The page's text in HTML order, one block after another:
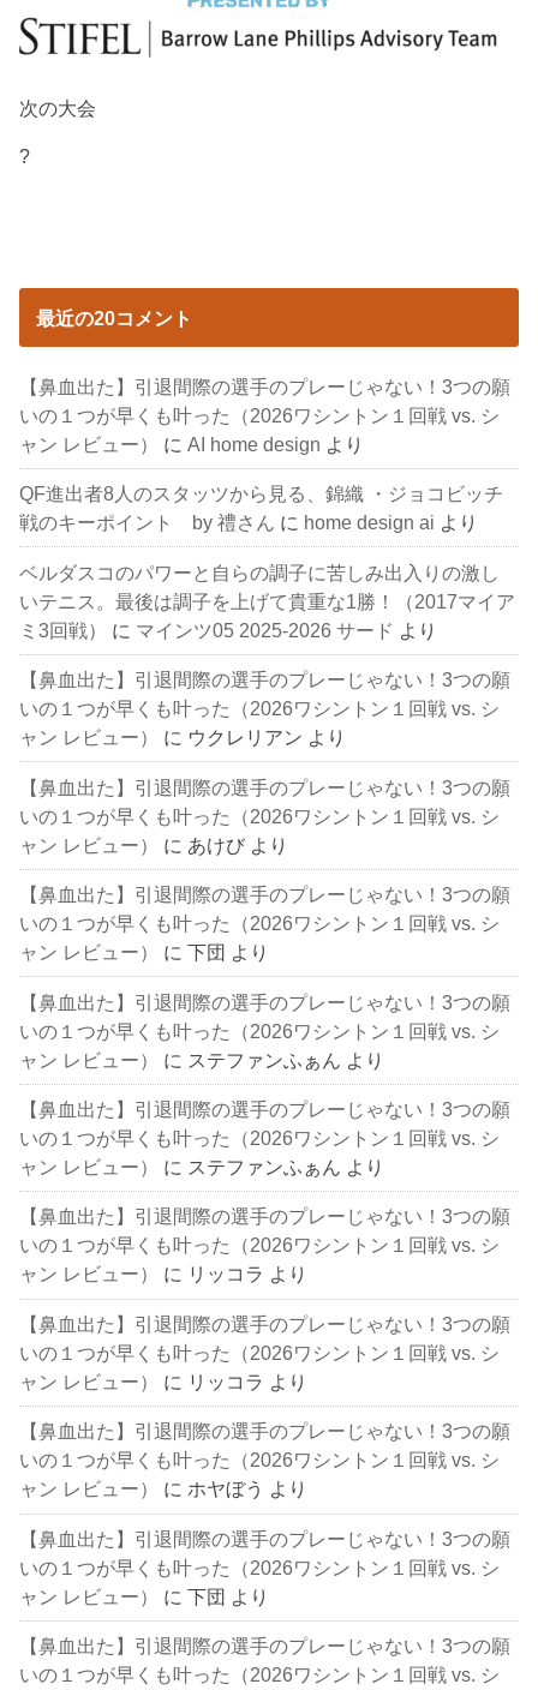
次の大会
?
最近の20コメント
【鼻血出た】引退間際の選手のプレーじゃない！3つの願
いの１つが早くも叶った（2026ワシントン１回戦 vs. シ
ャン レビュー）
にAI home design より
QF進出者8人のスタッツから見る、錦織 ・ジョコビッチ
戦のキーポイント by 禮さん に home design ai より
ベルダスコのパワーと自らの調子に苦しみ出入りの激し
いテニス。最後は調子を上げて貴重な1勝！（2017マイア
ミ3回戦）
に マインツ05 2025-2026 サード より
【鼻血出た】引退間際の選手のプレーじゃない！3つの願
いの１つが早くも叶った（2026ワシントン１回戦 vs. シ
ャン レビュー）
に ウクレリアン より
【鼻血出た】引退間際の選手のプレーじゃない！3つの願
いの１つが早くも叶った（2026ワシントン１回戦 vs. シ
ャン レビュー）
に あけび より
【鼻血出た】引退間際の選手のプレーじゃない！3つの願
いの１つが早くも叶った（2026ワシントン１回戦 vs. シ
ャン レビュー）
に下団 より
【鼻血出た】引退間際の選手のプレーじゃない！3つの願
いの１つが早くも叶った（2026ワシントン１回戦 vs. シ
ャン レビュー）
に ステファンふぁん より
【鼻血出た】引退間際の選手のプレーじゃない！3つの願
いの１つが早くも叶った（2026ワシントン１回戦 vs. シ
ャン レビュー）
に ステファンふぁん より
【鼻血出た】引退間際の選手のプレーじゃない！3つの願
いの１つが早くも叶った（2026ワシントン１回戦 vs. シ
ャン レビュー）
に リッコラ より
【鼻血出た】引退間際の選手のプレーじゃない！3つの願
いの１つが早くも叶った（2026ワシントン１回戦 vs. シ
ャン レビュー）
に リッコラ より
【鼻血出た】引退間際の選手のプレーじゃない！3つの願
いの１つが早くも叶った（2026ワシントン１回戦 vs. シ
ャン レビュー）
に ホヤぼう より
【鼻血出た】引退間際の選手のプレーじゃない！3つの願
いの１つが早くも叶った（2026ワシントン１回戦 vs. シ
ャン レビュー）
に下団 より
【鼻血出た】引退間際の選手のプレーじゃない！3つの願
いの１つが早くも叶った（2026ワシントン１回戦 vs. シ